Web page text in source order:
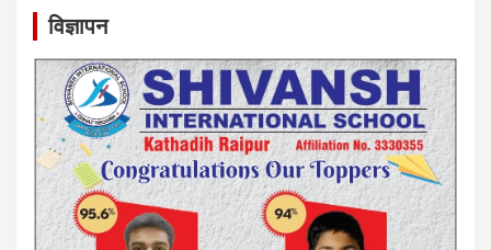
विज्ञापन